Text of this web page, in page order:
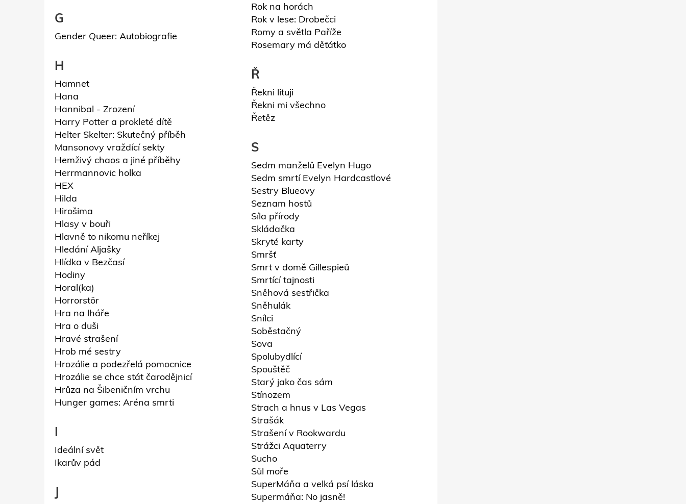
G
Gender Queer: Autobiografie
H
Hamnet
Hana
Hannibal - Zrození
Harry Potter a prokleté dítě
Helter Skelter: Skutečný příběh
Mansonovy vraždící sekty
Hemživý chaos a jiné příběhy
Herrmannovic holka
HEX
Hilda
Hirošima
Hlasy v bouři
Hlavně to nikomu neříkej
Hledání Aljašky
Hlídka v Bezčasí
Hodiny
Horal(ka)
Horrorstör
Hra na lháře
Hra o duši
Hravé strašení
Hrob mé sestry
Hrozálie a podezřelá pomocnice
Hrozálie se chce stát čarodějnicí
Hrůza na Šibeničním vrchu
Hunger games: Aréna smrti
I
Ideální svět
Ikarův pád
J
Rok na horách
Rok v lese: Drobečci
Romy a světla Paříže
Rosemary má děťátko
Ř
Řekni lituji
Řekni mi všechno
Řetěz
S
Sedm manželů Evelyn Hugo
Sedm smrtí Evelyn Hardcastlové
Sestry Blueovy
Seznam hostů
Síla přírody
Skládačka
Skryté karty
Smršť
Smrt v domě Gillespieů
Smrtící tajnosti
Sněhová sestřička
Sněhulák
Snílci
Soběstačný
Sova
Spolubydlící
Spouštěč
Starý jako čas sám
Stínozem
Strach a hnus v Las Vegas
Strašák
Strašení v Rookwardu
Strážci Aquaterry
Sucho
Sůl moře
SuperMáňa a velká psí láska
Supermáňa: No jasně!